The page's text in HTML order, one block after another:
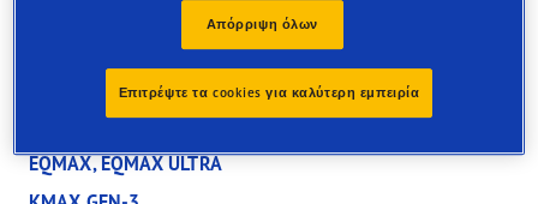
Επικοινωνήστε μαζί μας
Ελαστικά Goodyear
EQMAX, EQMAX ULTRA
Απόρριψη όλων
Επιτρέψτε τα cookies για καλύτερη εμπειρία